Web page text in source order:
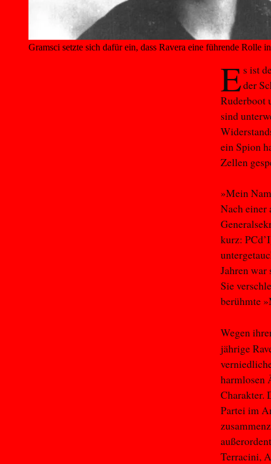
Gramsci setzte sich dafür ein, dass Ravera eine führende Rolle
Es ist
der
Ruderboot
sind
ein Spion
Zellen
»Mein
Nach einer
kurz:
Jahren
Sie
berühmte
Wegen
jährige
harmlosen
Charakter.
Partei im
Terracini,